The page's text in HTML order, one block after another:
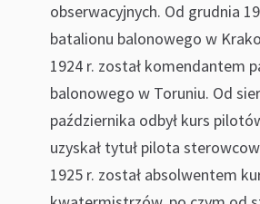
obserwacyjnych. Od grudnia
batalionu balonowego w
1924 r. został komendantem
balonowego w Toruniu. Od
października odbył kurs
uzyskał tytuł pilota
1925 r. został absolwentem